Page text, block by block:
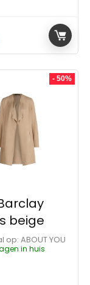
prijs was:
Huidige prijs is:
- 50%
beige
op:
ABOUT YOU
in huis